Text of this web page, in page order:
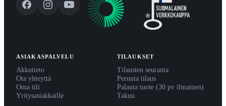
ASIAKASPALVELU
Akkutieto
Ota yhteyttä
Oma tili
Yritysasiakkaille
TILAUKSET
Tilausten seuranta
Peruuta tilaus
Palauta tuote (30 pv ilmainen)
Takuu